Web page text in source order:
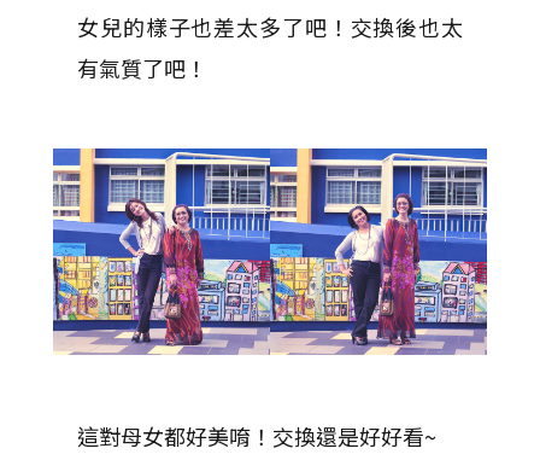
女兒的樣子也差太多了吧！交換後也太
有氣質了吧！
這對母女都好美唷！交換還是好好看~